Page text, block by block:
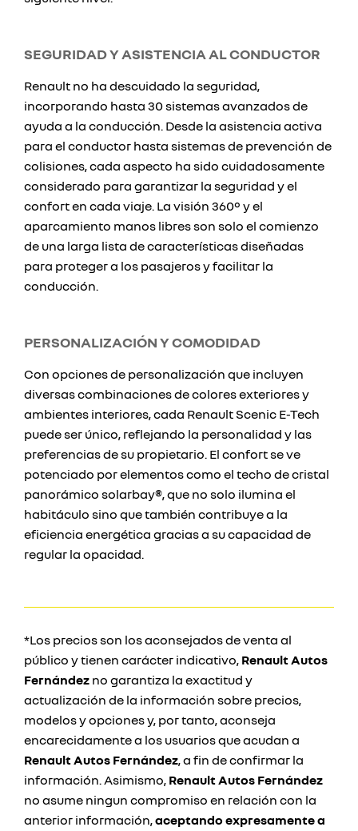
SEGURIDAD Y ASISTENCIA AL CONDUCTOR
Renault no ha descuidado la seguridad,
incorporando hasta 30 sistemas avanzados de
ayuda a la conducción. Desde la asistencia activa
para el conductor hasta sistemas de prevención de
colisiones, cada aspecto ha sido cuidadosamente
considerado para garantizar la seguridad y el
confort en cada viaje. La visión 360° y el
aparcamiento manos libres son solo el comienzo
de una larga lista de características diseñadas
para proteger a los pasajeros y facilitar la
conducción.
PERSONALIZACIÓN Y COMODIDAD
Con opciones de personalización que incluyen
diversas combinaciones de colores exteriores y
ambientes interiores, cada Renault Scenic E-Tech
puede ser único, reflejando la personalidad y las
preferencias de su propietario. El confort se ve
potenciado por elementos como el techo de cristal
panorámico solarbay®, que no solo ilumina el
habitáculo sino que también contribuye a la
eficiencia energética gracias a su capacidad de
regular la opacidad.
*Los precios son los aconsejados de venta al
público y tienen carácter indicativo, Renault Autos
Fernández no garantiza la exactitud y
actualización de la información sobre precios,
modelos y opciones y, por tanto, aconseja
encarecidamente a los usuarios que acudan a
Renault Autos Fernández, a fin de confirmar la
información. Asimismo, Renault Autos Fernández
no asume ningun compromiso en relación con la
anterior información,aceptando expresamente a